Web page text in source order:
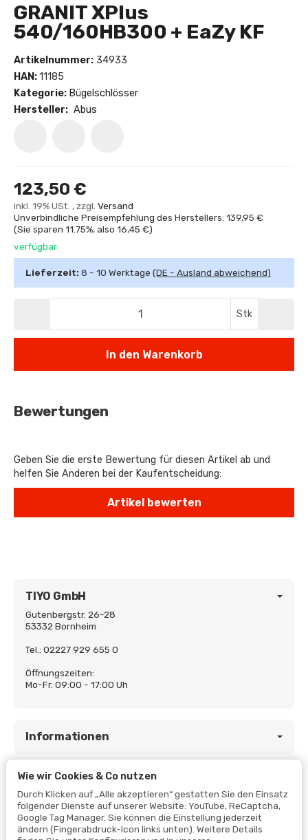
GRANIT XPlus
540/160HB300 + EaZy KF
Artikelnummer: 34933
HAN:11185
Kategorie: Bügelschlösser
Hersteller: Abus
123,50 €
inkl. 19% USt. , zzgl. Versand
Unverbindliche Preisempfehlung des Herstellers: 139,95 €
(Sie sparen 11.75%, also 16,45 €)
verfügbar
Lieferzeit: 8 - 10 Werktage (DE - Ausland abweichend)
Stk
In den Warenkorb
Bewertungen
Geben Sie die erste Bewertung für diesen Artikel ab und
helfen Sie Anderen bei der Kaufentscheidung:
TIYO GmbH
Gutenbergstr. 26-28
53332 Bornheim
Tel.: 02227 929 655 0
Öffnungszeiten:
Mo-Fr. 09:00 - 17:00 Uh
Informationen
Gesetzliche Informationen
Wie wir Cookies & Co nutzen
Durch Klicken auf „Alle akzeptieren“ gestatten Sie den Einsatz
folgender Dienste auf unserer Website: YouTube, ReCaptcha,
Google Tag Manager. Sie können die Einstellung jederzeit
ändern (Fingerabdruck-Icon links unten). Weitere Details